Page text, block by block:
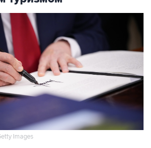
Images
INTERFAX.RU - Президент